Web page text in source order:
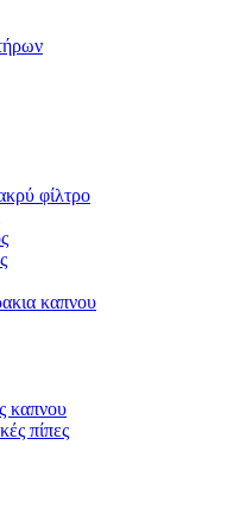
φίλτρο
καπνου
καπνου
πίπες